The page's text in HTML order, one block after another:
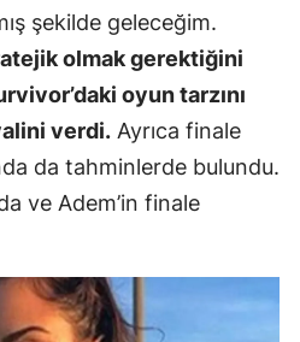
şekilde geleceğim.
olmak gerektiğini
oyun tarzını
verdi. Ayrıca finale
da tahminlerde bulundu.
ve Adem’in finale